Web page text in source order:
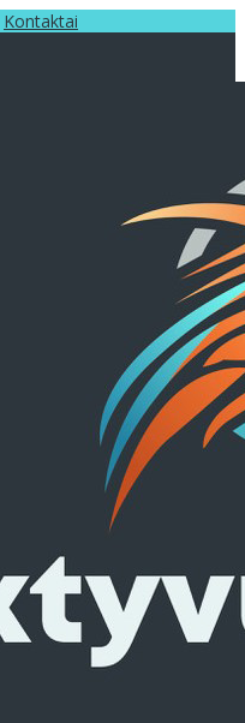
Kontaktai